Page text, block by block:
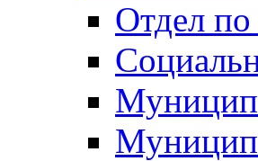
Отдел по